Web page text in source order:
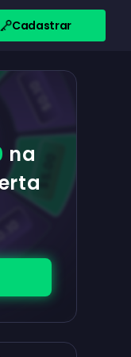
Cadastrar
na$5.00